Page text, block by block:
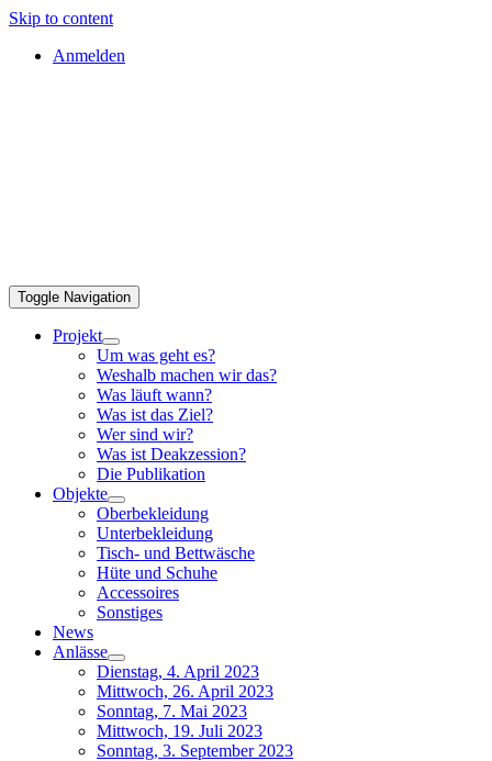
Skip to content
Anmelden
Toggle Navigation
Projekt
Um was geht es?
Weshalb machen wir das?
Was läuft wann?
Was ist das Ziel?
Wer sind wir?
Was ist Deakzession?
Die Publikation
Objekte
Oberbekleidung
Unterbekleidung
Tisch- und Bettwäsche
Hüte und Schuhe
Accessoires
Sonstiges
News
Anlässe
Dienstag, 4. April 2023
Mittwoch, 26. April 2023
Sonntag, 7. Mai 2023
Mittwoch, 19. Juli 2023
Sonntag, 3. September 2023